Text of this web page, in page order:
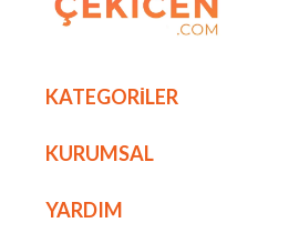
KATEGORİLER
KURUMSAL
YARDIM